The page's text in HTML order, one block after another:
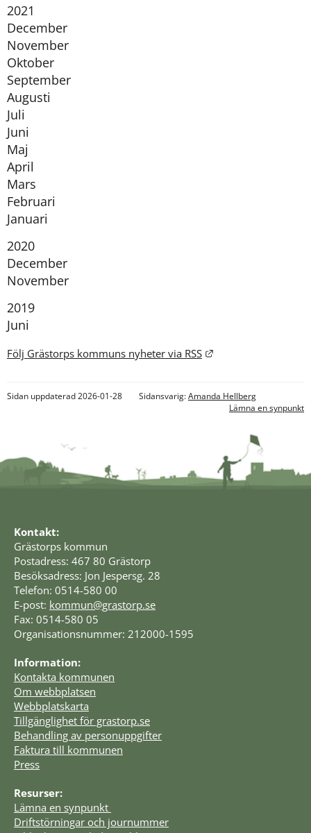
År:
2021
December
November
Oktober
September
Augusti
Juli
Juni
Maj
April
Mars
Februari
Januari
År:
2020
December
November
År:
2019
Juni
Följ Grästorps kommuns nyheter via RSS Länk till annan
Sidan uppdaterad 2026-01-28 Sidansvarig:Amanda Hellberg
Lämna en synpunkt
Kontakt:
Grästorps kommun
Postadress: 467 80 Grästorp
Besöksadress: Jon Jespersg. 28
Telefon: 0514-580 00
E-post: kommun@grastorp.se
Fax: 0514-580 05
Organisationsnummer: 212000-1595
Information:
Kontakta kommunen
Om webbplatsen
Webbplatskarta
Tillgänglighet för grastorp.se
Behandling av personuppgifter
Faktura till kommunen
Press
Resurser:
Lämna en synpunkt
Driftstörningar och journummer